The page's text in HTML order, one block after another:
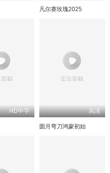
凡尔赛玫瑰2025
HD中字 高清
圆月弯刀鸿蒙初始